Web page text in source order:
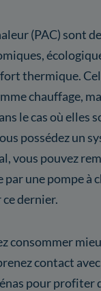
(PAC) sont
thermique.
chauffage,
le cas où elles
possédez un
vous pouvez
une pompe à
dernier.
consommer
contact
pour profiter